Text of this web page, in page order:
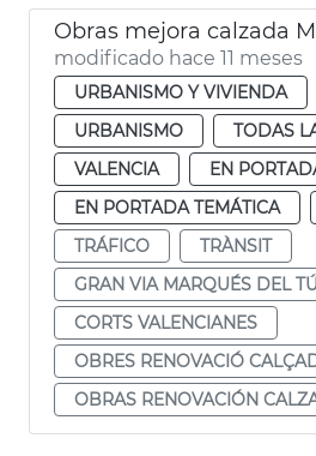
modificado hace 11 meses
URBANISMO Y VIVIENDA
URBANISMO
TODAS
VALENCIA
EN
EN PORTADA TEMÁTICA
TRÁFICO
TRÀNSIT
GRAN VIA MARQUÉS DEL
CORTS VALENCIANES
OBRES RENOVACIÓ
OBRAS RENOVACIÓN